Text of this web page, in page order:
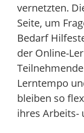
vernetzten.
Seite, um
Bedarf
der Online-
Lerntempo
bleiben so
ihres Arbeits-